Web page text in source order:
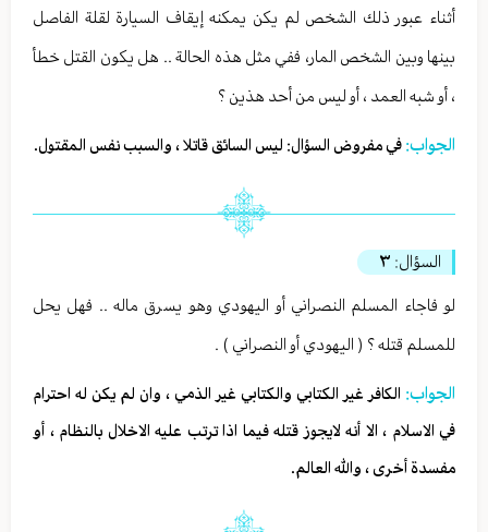
أثناء عبور ذلك الشخص لم يكن يمكنه إيقاف السيارة لقلة الفاصل
بينها وبين الشخص المار، ففي مثل هذه الحالة .. هل يكون القتل خطأ
، أو شبه العمد ، أو ليس من أحد هذين ؟
الجواب: في مفروض السؤال: ليس السائق قاتلا ، والسبب نفس المقتول.
السؤال: ٣
لو فاجاء المسلم النصراني أو اليهودي وهو يسرق ماله .. فهل يحل
للمسلم قتله ؟ ( اليهودي أو النصراني ) .
الجواب: الكافر غير الكتابي والكتابي غير الذمي ، وان لم يكن له احترام
في الاسلام ، الا أنه لايجوز قتله فيما اذا ترتب عليه الاخلال بالنظام ، أو
مفسدة أخرى ، والله العالم.